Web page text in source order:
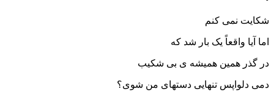
شکایت نمی کنم
اما آیا واقعاً یک بار شد که
در گذر همین همیشه ی بی شکیب
دمی دلواپس تنهایی دستهای من شوی؟